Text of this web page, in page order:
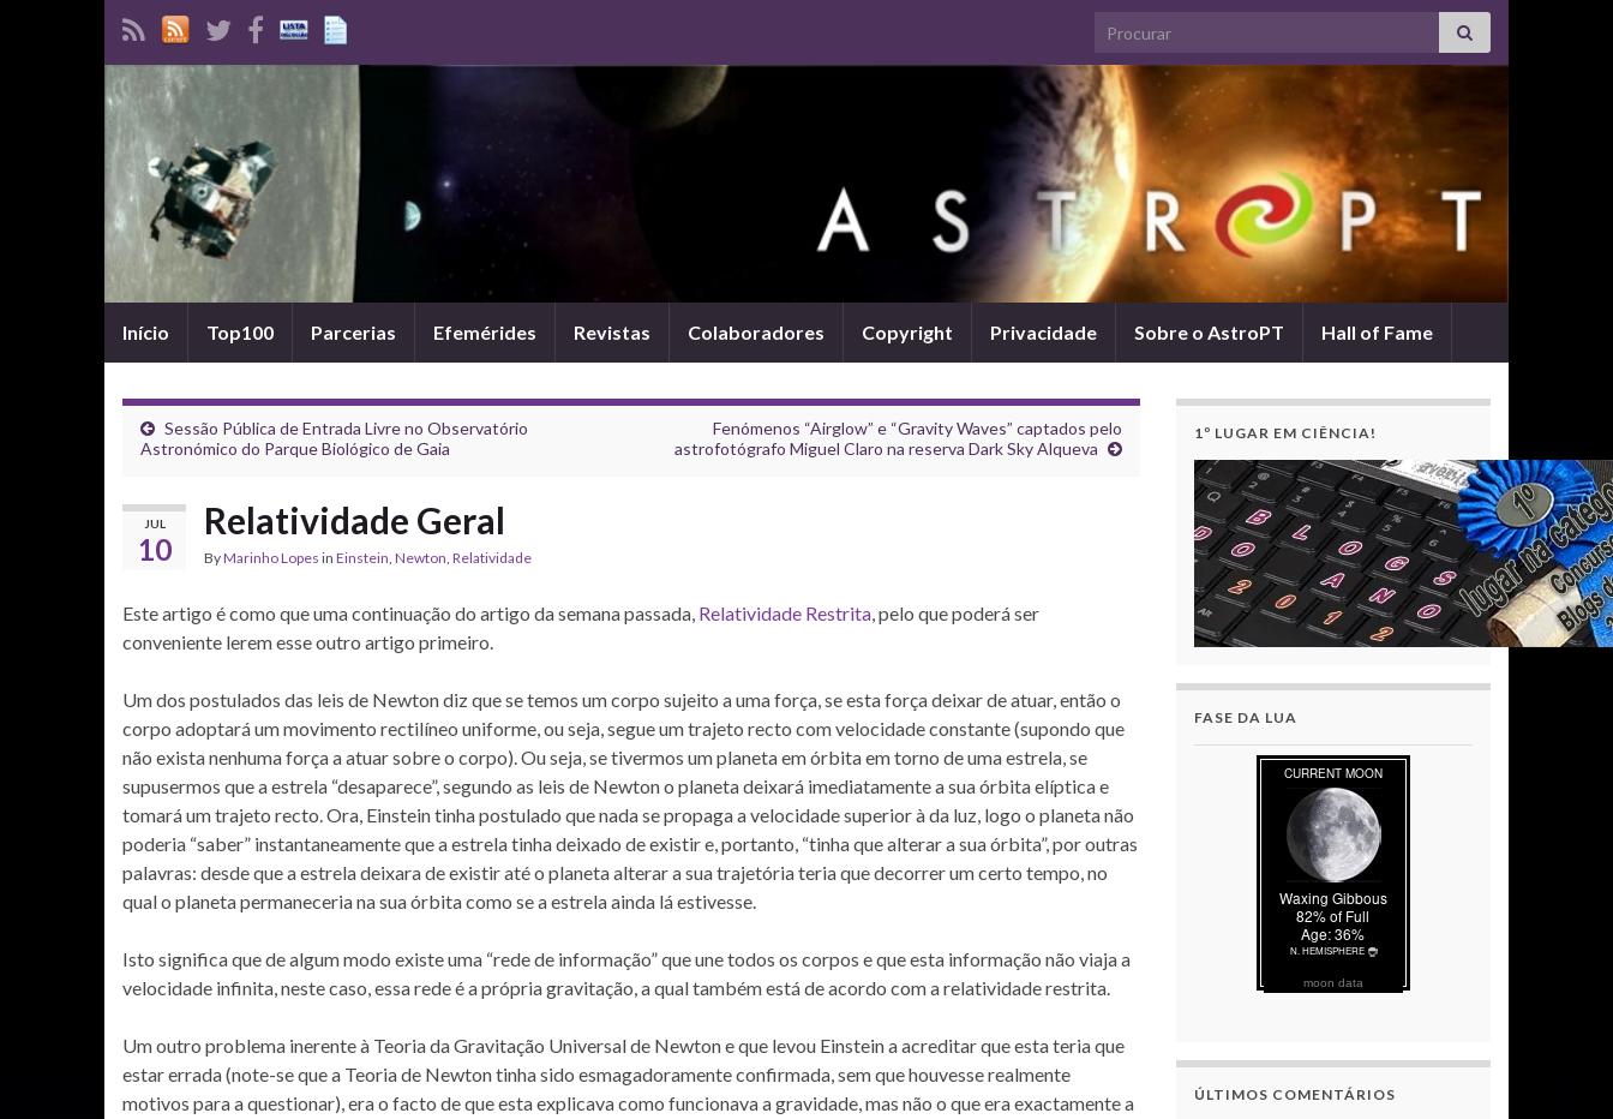
Search for:
Início Top100 Parcerias Efemérides Revistas Colaboradores Copyright Privacidade Sobre o AstroPT Hall of Fame
Sessão Pública de Entrada Livre no Observatório
Astronómico do Parque Biológico de Gaia
Fenómenos “Airglow” e “Gravity Waves” captados pelo
astrofotógrafo Miguel Claro na reserva Dark Sky Alqueva
JUL
10
Relatividade Geral
ByMarinho Lopes in Einstein, Newton, Relatividade
Este artigo é como que uma continuação do artigo da semana passada, Relatividade Restrita, pelo que poderá ser
conveniente lerem esse outro artigo primeiro.
Um dos postulados das leis de Newton diz que se temos um corpo sujeito a uma força, se esta força deixar de atuar, então o
corpo adoptará um movimento rectilíneo uniforme, ou seja, segue um trajeto recto com velocidade constante (supondo que
não exista nenhuma força a atuar sobre o corpo). Ou seja, se tivermos um planeta em órbita em torno de uma estrela, se
supusermos que a estrela “desaparece”, segundo as leis de Newton o planeta deixará imediatamente a sua órbita elíptica e
tomará um trajeto recto. Ora, Einstein tinha postulado que nada se propaga a velocidade superior à da luz, logo o planeta não
poderia “saber” instantaneamente que a estrela tinha deixado de existir e, portanto, “tinha que alterar a sua órbita”, por outras
palavras: desde que a estrela deixara de existir até o planeta alterar a sua trajetória teria que decorrer um certo tempo, no
qual o planeta permaneceria na sua órbita como se a estrela ainda lá estivesse.
Isto significa que de algum modo existe uma “rede de informação” que une todos os corpos e que esta informação não viaja a
velocidade infinita, neste caso, essa rede é a própria gravitação, a qual também está de acordo com a relatividade restrita.
Um outro problema inerente à Teoria da Gravitação Universal de Newton e que levou Einstein a acreditar que esta teria que
estar errada (note-se que a Teoria de Newton tinha sido esmagadoramente confirmada, sem que houvesse realmente
motivos para a questionar), era o facto de que esta explicava como funcionava a gravidade, mas não o que era exactamente a
1º LUGAR EM CIÊNCIA!
FASE DA LUA
moon data
ÚLTIMOS COMENTÁRIOS